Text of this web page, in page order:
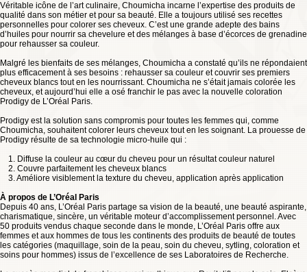
Véritable icône de l’art culinaire, Choumicha incarne l’expertise des produits de
qualité dans son métier et pour sa beauté. Elle a toujours utilisé ses recettes
personnelles pour colorer ses cheveux. C’est une grande adepte des bains
d’huiles pour nourrir sa chevelure et des mélanges à base d’écorces de grenadine
pour rehausser sa couleur.
Malgré les bienfaits de ses mélanges, Choumicha a constaté qu’ils ne répondaient
plus efficacement à ses besoins : rehausser sa couleur et couvrir ses premiers
cheveux blancs tout en les nourrissant. Choumicha ne s’était jamais colorée les
cheveux, et aujourd’hui elle a osé franchir le pas avec la nouvelle coloration
Prodigy de L’Oréal Paris.
Prodigy est la solution sans compromis pour toutes les femmes qui, comme
Choumicha, souhaitent colorer leurs cheveux tout en les soignant. La prouesse de
Prodigy résulte de sa technologie micro-huile qui :
1. Diffuse la couleur au cœur du cheveu pour un résultat couleur naturel
2. Couvre parfaitement les cheveux blancs
3. Améliore visiblement la texture du cheveu, application après application
À propos de L’Oréal Paris
Depuis 40 ans, L’Oréal Paris partage sa vision de la beauté, une beauté aspirante,
charismatique, sincère, un véritable moteur d’accomplissement personnel. Avec
50 produits vendus chaque seconde dans le monde, L’Oréal Paris offre aux
femmes et aux hommes de tous les continents des produits de beauté de toutes
les catégories (maquillage, soin de la peau, soin du cheveu, sytling, coloration et
soins pour hommes) issus de l’excellence de ses Laboratoires de Recherche.